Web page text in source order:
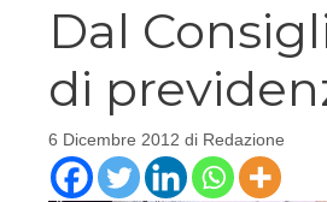
Dal
di
6 Dicembre 2012 di Redazione